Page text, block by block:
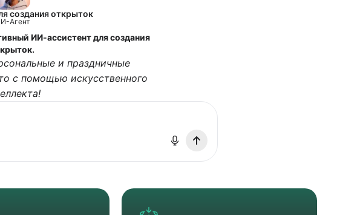
создания открыток
Агент
ИИ-ассистент для создания
и праздничные
с помощью искусственного